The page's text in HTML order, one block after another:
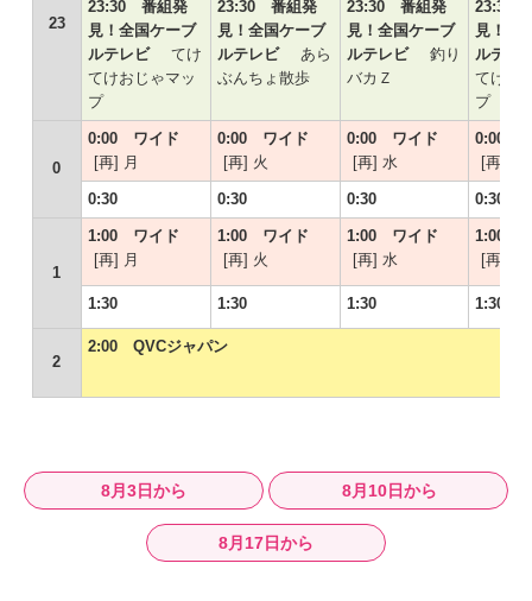
23
23:30 番組発
見！全国ケーブ
ルテレビ
てけ
てけおじゃマッ
プ
23:30 番組発
見！全国ケーブ
ルテレビ
あら
ぶんちょ散歩
23:30 番組発
見！全国ケーブ
ルテレビ
釣り
バカＺ
23:30
見！全
ルテ
てけお
プ
0
0:00 ワイド
[再] 月
0:00 ワイド
[再] 火
0:00 ワイド
[再] 水
0:00
[再] 木
0:30 0:30 0:30 0:30
1
1:00 ワイド
[再] 月
1:00 ワイド
[再] 火
1:00 ワイド
[再] 水
1:00
[再] 木
1:30 1:30 1:30 1:30
2
2:00 QVCジャパン
8月3日から 8月10日から
8月17日から